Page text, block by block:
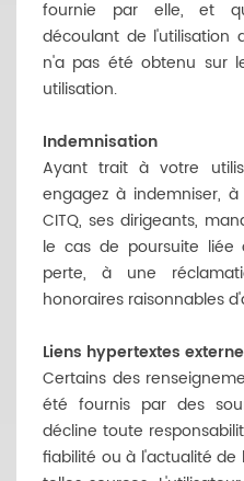
fournie par elle, et
découlant de l'utilisation
n'a pas été obtenu sur
utilisation.
Indemnisation
Ayant trait à votre
engagez à indemniser,
CITQ, ses dirigeants,
le cas de poursuite liée
perte, à une
honoraires raisonnables
Liens hypertextes
Certains des
été fournis par des
décline toute
fiabilité ou à l'actualité